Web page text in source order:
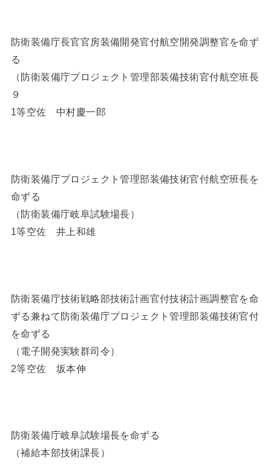
防衛装備庁長官官房装備開発官付航空開発調整官を命ず
る
（防衛装備庁プロジェクト管理部装備技術官付航空班長
９
1等空佐 中村慶一郎
防衛装備庁プロジェクト管理部装備技術官付航空班長を
命ずる
（防衛装備庁岐阜試験場長）
1等空佐 井上和雄
防衛装備庁技術戦略部技術計画官付技術計画調整官を命
ずる兼ねて防衛装備庁プロジェクト管理部装備技術官付
を命ずる
（電子開発実験群司令）
2等空佐 坂本伸
防衛装備庁岐阜試験場長を命ずる
（補給本部技術課長）